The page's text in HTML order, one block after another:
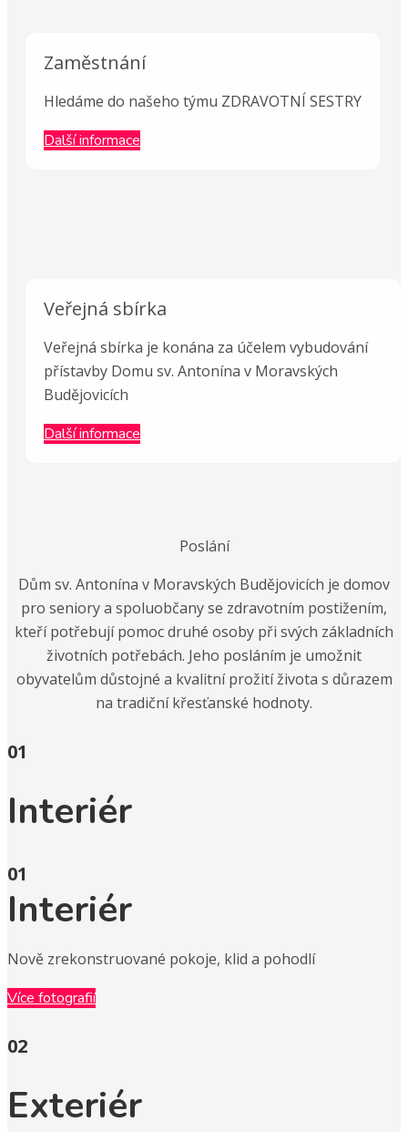
Zaměstnání
Hledáme do našeho týmu ZDRAVOTNÍ SESTRY
Další informace
Veřejná sbírka
Veřejná sbírka je konána za účelem vybudování
přístavby Domu sv. Antonína v Moravských
Budějovicích
Další informace
Poslání
Dům sv. Antonína v Moravských Budějovicích je domov
pro seniory a spoluobčany se zdravotním postižením,
kteří potřebují pomoc druhé osoby při svých základních
životních potřebách. Jeho posláním je umožnit
obyvatelům důstojné a kvalitní prožití života s důrazem
na tradiční křesťanské hodnoty.
01
Interiér
01
Interiér
Nově zrekonstruované pokoje, klid a pohodlí
Více fotografií
02
Exteriér